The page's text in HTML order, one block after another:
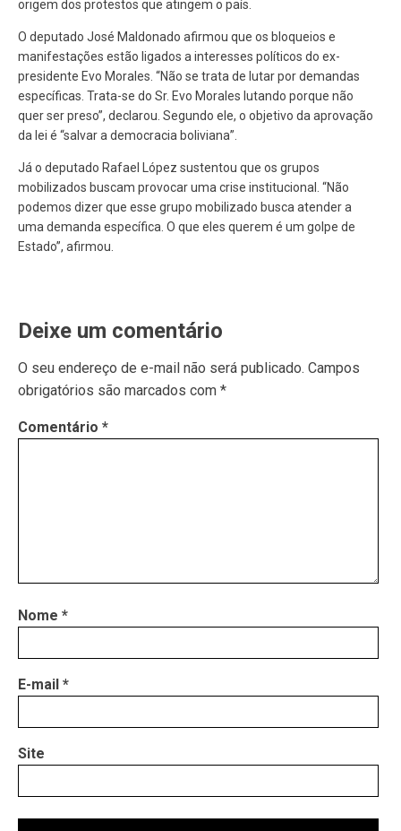
origem dos protestos que atingem o país.
O deputado José Maldonado afirmou que os bloqueios e
manifestações estão ligados a interesses políticos do ex-
presidente Evo Morales. “Não se trata de lutar por demandas
específicas. Trata-se do Sr. Evo Morales lutando porque não
quer ser preso”, declarou. Segundo ele, o objetivo da aprovação
da lei é “salvar a democracia boliviana”.
Já o deputado Rafael López sustentou que os grupos
mobilizados buscam provocar uma crise institucional. “Não
podemos dizer que esse grupo mobilizado busca atender a
uma demanda específica. O que eles querem é um golpe de
Estado”, afirmou.
Deixe um comentário
O seu endereço de e-mail não será publicado. Campos
obrigatórios são marcados com *
Comentário *
Nome *
E-mail *
Site